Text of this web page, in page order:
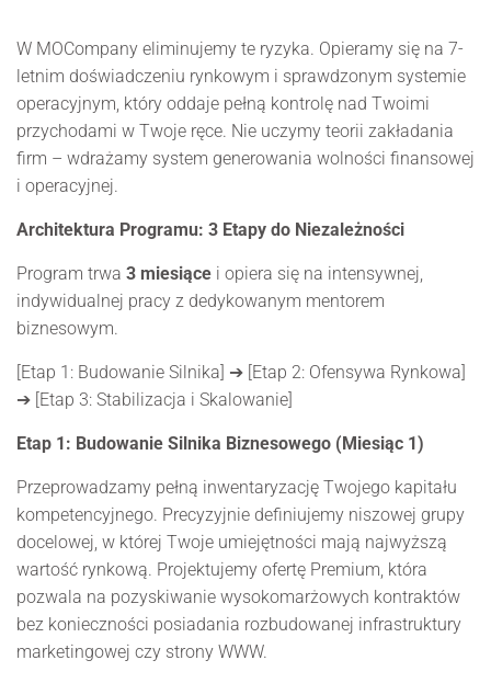
W MOCompany eliminujemy te ryzyka. Opieramy się na 7-
letnim doświadczeniu rynkowym i sprawdzonym systemie
operacyjnym, który oddaje pełną kontrolę nad Twoimi
przychodami w Twoje ręce. Nie uczymy teorii zakładania
firm – wdrażamy system generowania wolności finansowej
i operacyjnej.
Architektura Programu: 3 Etapy do Niezależności
Program trwa 3 miesiące i opiera się na intensywnej,
indywidualnej pracy z dedykowanym mentorem
biznesowym.
[Etap 1: Budowanie Silnika] ➔ [Etap 2: Ofensywa Rynkowa]
➔ [Etap 3: Stabilizacja i Skalowanie]
Etap 1: Budowanie Silnika Biznesowego (Miesiąc 1)
Przeprowadzamy pełną inwentaryzację Twojego kapitału
kompetencyjnego. Precyzyjnie definiujemy niszowej grupy
docelowej, w której Twoje umiejętności mają najwyższą
wartość rynkową. Projektujemy ofertę Premium, która
pozwala na pozyskiwanie wysokomarżowych kontraktów
bez konieczności posiadania rozbudowanej infrastruktury
marketingowej czy strony WWW.